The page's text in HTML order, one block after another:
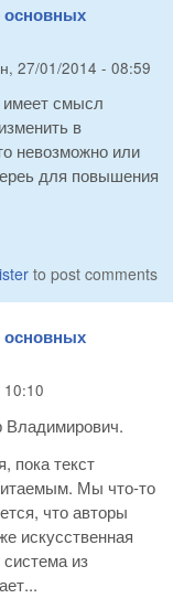
основных
27/01/2014 - 08:59
смысл
в
невозможно или
для повышения
to post comments
основных
Владимирович.
пока текст
Мы что-то
что авторы
искусственная
из